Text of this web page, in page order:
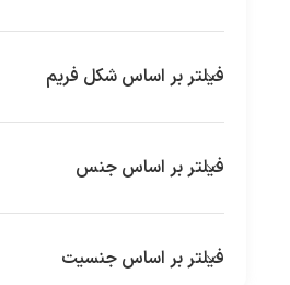
فیلتر بر اساس شکل فریم
فیلتر بر اساس جنس
فیلتر بر اساس جنسیت